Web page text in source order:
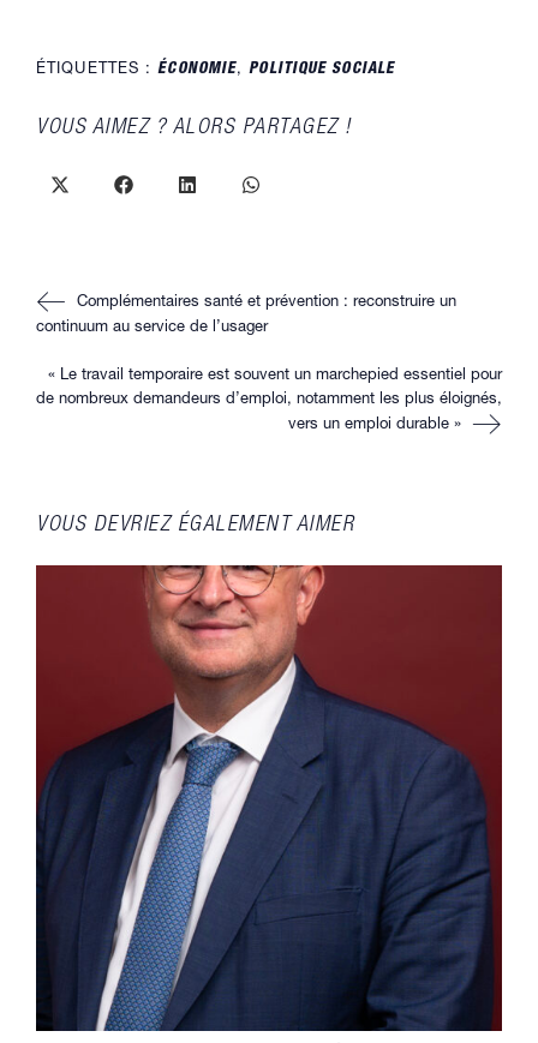
ÉTIQUETTES :ÉCONOMIE, POLITIQUE SOCIALE
VOUS AIMEZ ? ALORS PARTAGEZ !PARTAGER
Ouvrir
Ouvrir
Ouvrir
Ouvrir
Read
more
articles
Complémentaires santé et prévention : reconstruire un
continuum au service de l’usager
« Le travail temporaire est souvent un marchepied essentiel pour
de nombreux demandeurs d’emploi, notamment les plus éloignés,
vers un emploi durable »
VOUS DEVRIEZ ÉGALEMENT AIMER